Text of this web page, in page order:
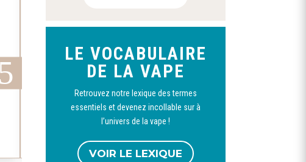
Ultra 20 ml – Tabac &
20ML – la tabaccheria
22,90 €
LE VOCABULAIRE
DE LA VAPE
Retrouvez notre lexique des termes
essentiels et devenez incollable sur à
l’univers de la vape !
VOIR LE LEXIQUE